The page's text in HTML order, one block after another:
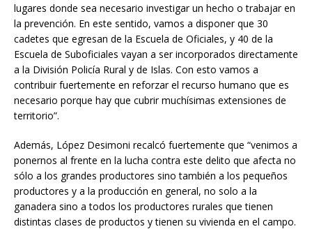
lugares donde sea necesario investigar un hecho o trabajar en
la prevención. En este sentido, vamos a disponer que 30
cadetes que egresan de la Escuela de Oficiales, y 40 de la
Escuela de Suboficiales vayan a ser incorporados directamente
a la División Policía Rural y de Islas. Con esto vamos a
contribuir fuertemente en reforzar el recurso humano que es
necesario porque hay que cubrir muchísimas extensiones de
territorio”.
Además, López Desimoni recalcó fuertemente que “venimos a
ponernos al frente en la lucha contra este delito que afecta no
sólo a los grandes productores sino también a los pequeños
productores y a la producción en general, no solo a la
ganadera sino a todos los productores rurales que tienen
distintas clases de productos y tienen su vivienda en el campo.